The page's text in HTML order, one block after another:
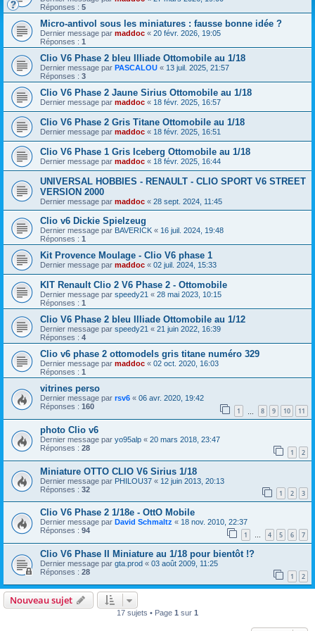
Réponses : 5
Micro-antivol sous les miniatures : fausse bonne idée ?
Dernier message par maddoc « 20 févr. 2026, 19:05
Réponses : 1
Clio V6 Phase 2 bleu Illiade Ottomobile au 1/18
Dernier message par PASCALOU « 13 juil. 2025, 21:57
Réponses : 3
Clio V6 Phase 2 Jaune Sirius Ottomobile au 1/18
Dernier message par maddoc « 18 févr. 2025, 16:57
Clio V6 Phase 2 Gris Titane Ottomobile au 1/18
Dernier message par maddoc « 18 févr. 2025, 16:51
Clio V6 Phase 1 Gris Iceberg Ottomobile au 1/18
Dernier message par maddoc « 18 févr. 2025, 16:44
UNIVERSAL HOBBIES - RENAULT - CLIO SPORT V6 STREET
VERSION 2000
Dernier message par maddoc « 28 sept. 2024, 11:45
Clio v6 Dickie Spielzeug
Dernier message par BAVERICK « 16 juil. 2024, 19:48
Réponses : 1
Kit Provence Moulage - Clio V6 phase 1
Dernier message par maddoc « 02 juil. 2024, 15:33
KIT Renault Clio 2 V6 Phase 2 - Ottomobile
Dernier message par speedy21 « 28 mai 2023, 10:15
Réponses : 1
Clio V6 Phase 2 bleu Illiade Ottomobile au 1/12
Dernier message par speedy21 « 21 juin 2022, 16:39
Réponses : 4
Clio v6 phase 2 ottomodels gris titane numéro 329
Dernier message par maddoc « 02 oct. 2020, 16:03
Réponses : 1
vitrines perso
Dernier message par rsv6 « 06 avr. 2020, 19:42
Réponses : 160 1 8 9 10 11
photo Clio v6
Dernier message par yo95alp « 20 mars 2018, 23:47
Réponses : 28 1 2
Miniature OTTO CLIO V6 Sirius 1/18
Dernier message par PHILOU37 « 12 juin 2013, 20:13
Réponses : 32 1 2 3
Clio V6 Phase 2 1/18e - OttO Mobile
Dernier message par David Schmaltz « 18 nov. 2010, 22:37
Réponses : 94 1 … 4 5 6 7
Clio V6 Phase II Miniature au 1/18 pour bientôt !?
Dernier message par gta.prod « 03 août 2009, 11:25
Réponses : 28 1 2
Nouveau sujet
17 sujets • Page 1 sur 1